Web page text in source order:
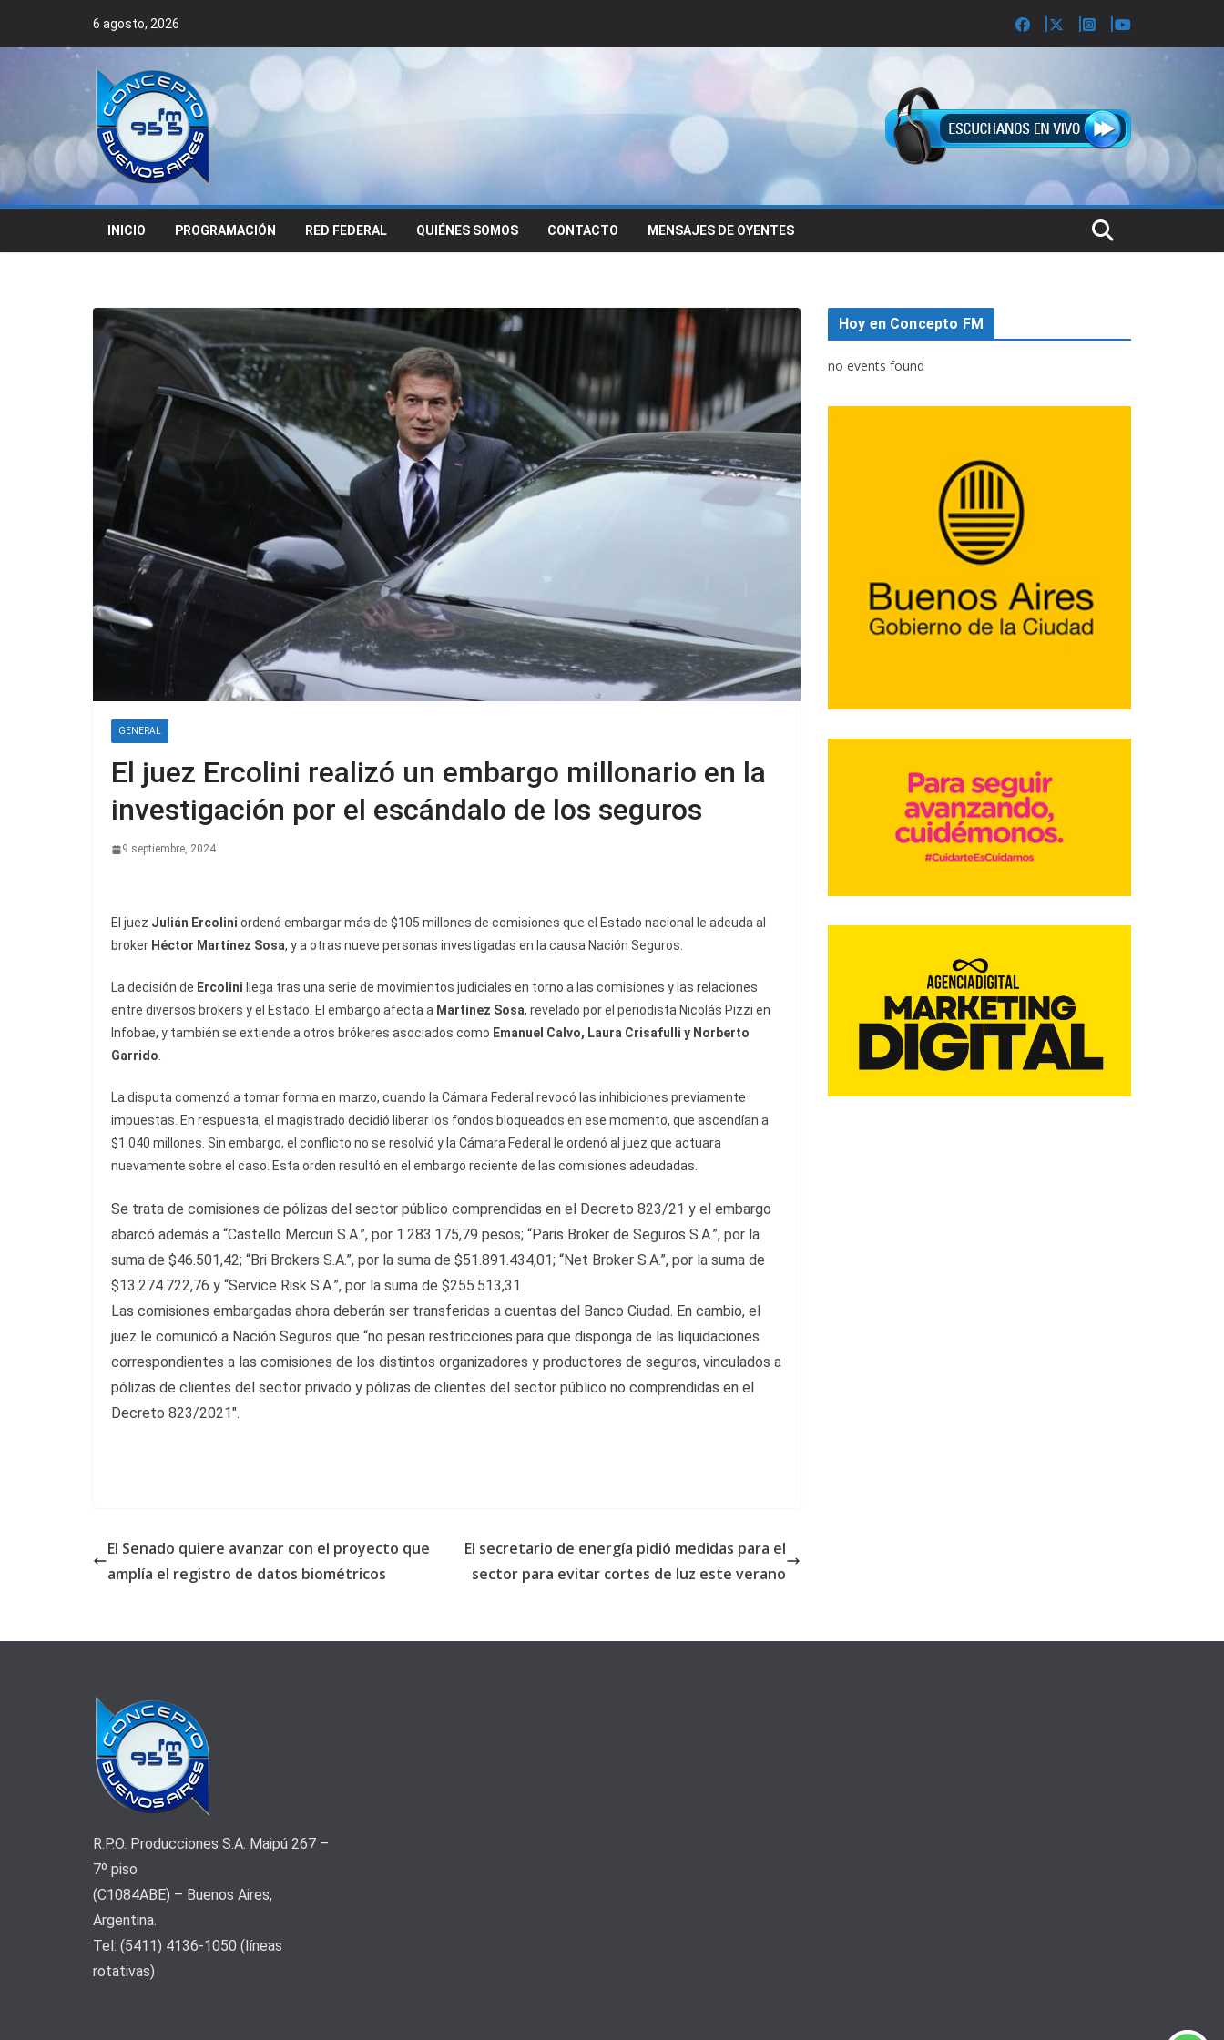
6 agosto, 2026
INICIO PROGRAMACIÓN RED FEDERAL QUIÉNES SOMOS CONTACTO MENSAJES DE OYENTES
GENERAL
El juez Ercolini realizó un embargo millonario en la
investigación por el escándalo de los seguros
9 septiembre, 2024
El juez Julián Ercolini ordenó embargar más de $105 millones de comisiones que el Estado nacional le adeuda al
broker Héctor Martínez Sosa, y a otras nueve personas investigadas en la causa Nación Seguros.
La decisión de Ercolini llega tras una serie de movimientos judiciales en torno a las comisiones y las relaciones
entre diversos brokers y el Estado. El embargo afecta a Martínez Sosa, revelado por el periodista Nicolás Pizzi en
Infobae, y también se extiende a otros brókeres asociados como Emanuel Calvo, Laura Crisafulli y Norberto
Garrido.
La disputa comenzó a tomar forma en marzo, cuando la Cámara Federal revocó las inhibiciones previamente
impuestas. En respuesta, el magistrado decidió liberar los fondos bloqueados en ese momento, que ascendían a
$1.040 millones. Sin embargo, el conflicto no se resolvió y la Cámara Federal le ordenó al juez que actuara
nuevamente sobre el caso. Esta orden resultó en el embargo reciente de las comisiones adeudadas.
Se trata de comisiones de pólizas del sector público comprendidas en el Decreto 823/21 y el embargo
abarcó además a “Castello Mercuri S.A.”, por 1.283.175,79 pesos; “Paris Broker de Seguros S.A.”, por la
suma de $46.501,42; “Bri Brokers S.A.”, por la suma de $51.891.434,01; “Net Broker S.A.”, por la suma de
$13.274.722,76 y “Service Risk S.A.”, por la suma de $255.513,31.
Las comisiones embargadas ahora deberán ser transferidas a cuentas del Banco Ciudad. En cambio, el
juez le comunicó a Nación Seguros que “no pesan restricciones para que disponga de las liquidaciones
correspondientes a las comisiones de los distintos organizadores y productores de seguros, vinculados a
pólizas de clientes del sector privado y pólizas de clientes del sector público no comprendidas en el
Decreto 823/2021″.
El Senado quiere avanzar con el proyecto que
amplía el registro de datos biométricos
El secretario de energía pidió medidas para el
sector para evitar cortes de luz este verano
Hoy en Concepto FM
no events found
R.P.O. Producciones S.A. Maipú 267 –
7º piso
(C1084ABE) – Buenos Aires,
Argentina.
Tel: (5411) 4136-1050 (líneas
rotativas)